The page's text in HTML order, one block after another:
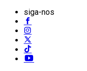
siga-nos